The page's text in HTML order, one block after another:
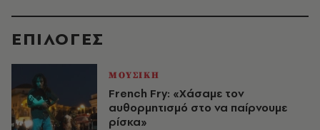
EΠΙΛΟΓΈΣ
ΜΟΥΣΙΚΗ
French Fry: «Χάσαμε τον
αυθορμητισμό στο να παίρνουμε
ρίσκα»